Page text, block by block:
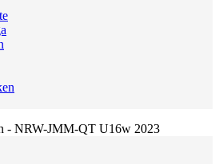
- NRW-JMM-QT U16w 2023